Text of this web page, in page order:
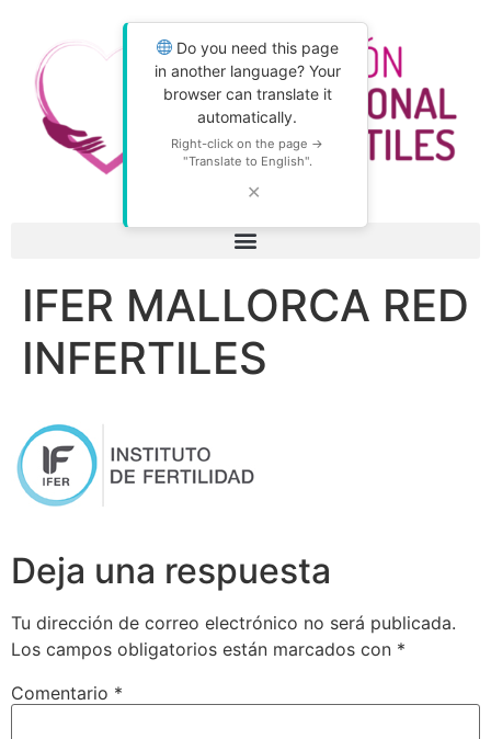
Do you need this page
in another language? Your
browser can translate it
automatically.
Right-click on the page →
"Translate to English".
✕
IFER MALLORCA RED
INFERTILES
Deja una respuesta
Tu dirección de correo electrónico no será publicada.
Los campos obligatorios están marcados con *
Comentario *